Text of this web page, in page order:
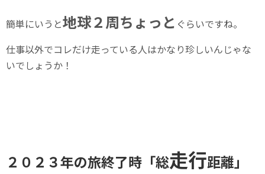
簡単にいうと地球２周ちょっと ぐらいですね。
仕事以外でコレだけ走っている人はかなり珍しいんじゃな
いでしょうか！
２０２３年の旅終了時「総走行距離」